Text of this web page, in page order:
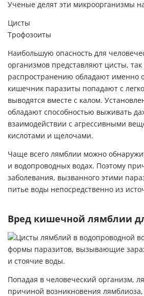
Ученые делят эти микроорганизмы
Цисты
Трофозоиты
Наибольшую опасность для
организмов представляют цисты, так
распространению обладают именно
кишечник паразиты попадают с
выводятся вместе с калом.
обладают способностью выживать
взаимодействии с агрессивными
кислотами и щелочами.
Чаще всего лямблии можно
и водопроводных водах. Поэтому
заболевания, вызванного этими
питье воды непосредственно из
Вред кишечной лямблии
Попадая в человеческий организм,
причиной возникновения